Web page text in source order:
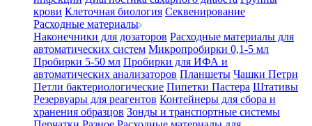
крови Клеточная биология Секвенирование
Расходные материалы
Наконечники для дозаторов Расходные материалы для
автоматических систем Микропробирки 0,1-5 мл
Пробирки 5-50 мл Пробирки для ИФА и
автоматических анализаторов Планшеты Чашки Петри
Петли бактериологические Пипетки Пастера Штативы
Резервуары для реагентов Контейнеры для сбора и
хранения образцов Зонды и транспортные системы